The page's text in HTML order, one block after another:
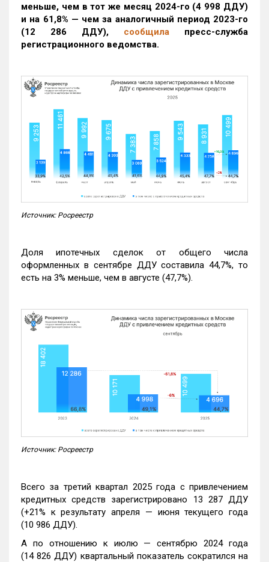
меньше, чем в тот же месяц 2024-го (4 998 ДДУ)
и на 61,8% — чем за аналогичный период 2023-го
(12 286 ДДУ), сообщила пресс-служба
регистрационного ведомства.
Источник: Росреестр
Доля ипотечных сделок от общего числа
оформленных в сентябре ДДУ составила 44,7%, то
есть на 3% меньше, чем в августе (47,7%).
Источник: Росреестр
Всего за третий квартал 2025 года с привлечением
кредитных средств зарегистрировано 13 287 ДДУ
(+21% к результату апреля — июня текущего года
(10 986 ДДУ).
А по отношению к июлю — сентябрю 2024 года
(14 826 ДДУ) квартальный показатель сократился на